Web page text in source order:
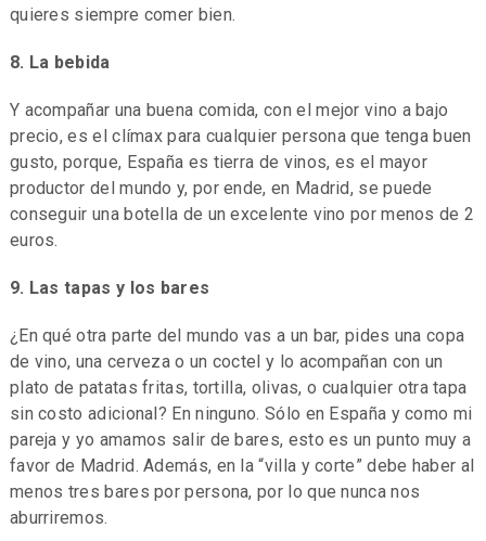
quieres siempre comer bien.
8. La bebida
Y acompañar una buena comida, con el mejor vino a bajo
precio, es el clímax para cualquier persona que tenga buen
gusto, porque, España es tierra de vinos, es el mayor
productor del mundo y, por ende, en Madrid, se puede
conseguir una botella de un excelente vino por menos de 2
euros.
9. Las tapas y los bares
¿En qué otra parte del mundo vas a un bar, pides una copa
de vino, una cerveza o un coctel y lo acompañan con un
plato de patatas fritas, tortilla, olivas, o cualquier otra tapa
sin costo adicional? En ninguno. Sólo en España y como mi
pareja y yo amamos salir de bares, esto es un punto muy a
favor de Madrid. Además, en la “villa y corte” debe haber al
menos tres bares por persona, por lo que nunca nos
aburriremos.